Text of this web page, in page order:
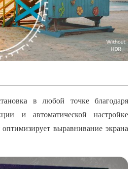
в любой точке благодаря
и автоматической настройке
выравнивание экрана